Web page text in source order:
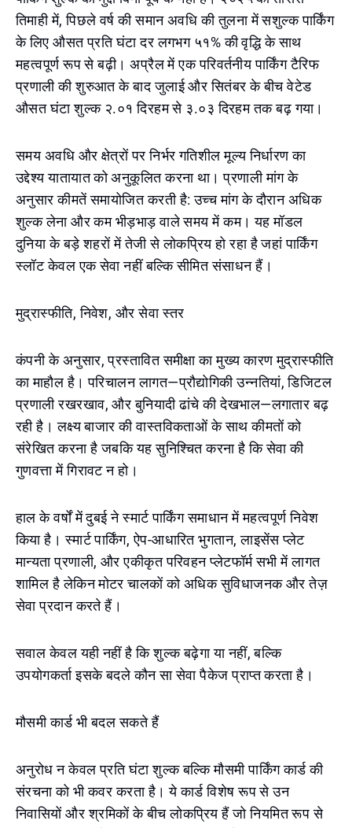
तिमाही में, पिछले वर्ष की समान अवधि की तुलना में सशुल्क पार्किंग
के लिए औसत प्रति घंटा दर लगभग ५१% की वृद्धि के साथ
महत्वपूर्ण रूप से बढ़ी। अप्रैल में एक परिवर्तनीय पार्किंग टैरिफ
प्रणाली की शुरुआत के बाद जुलाई और सितंबर के बीच वेटेड
औसत घंटा शुल्क २.०१ दिरहम से ३.०३ दिरहम तक बढ़ गया।
समय अवधि और क्षेत्रों पर निर्भर गतिशील मूल्य निर्धारण का
उद्देश्य यातायात को अनुकूलित करना था। प्रणाली मांग के
अनुसार कीमतें समायोजित करती है: उच्च मांग के दौरान अधिक
शुल्क लेना और कम भीड़भाड़ वाले समय में कम। यह मॉडल
दुनिया के बड़े शहरों में तेजी से लोकप्रिय हो रहा है जहां पार्किंग
स्लॉट केवल एक सेवा नहीं बल्कि सीमित संसाधन हैं।
मुद्रास्फीति, निवेश, और सेवा स्तर
कंपनी के अनुसार, प्रस्तावित समीक्षा का मुख्य कारण मुद्रास्फीति
का माहौल है। परिचालन लागत—प्रौद्योगिकी उन्नतियां, डिजिटल
प्रणाली रखरखाव, और बुनियादी ढांचे की देखभाल—लगातार बढ़
रही है। लक्ष्य बाजार की वास्तविकताओं के साथ कीमतों को
संरेखित करना है जबकि यह सुनिश्चित करना है कि सेवा की
गुणवत्ता में गिरावट न हो।
हाल के वर्षों में दुबई ने स्मार्ट पार्किंग समाधान में महत्वपूर्ण निवेश
किया है। स्मार्ट पार्किंग, ऐप-आधारित भुगतान, लाइसेंस प्लेट
मान्यता प्रणाली, और एकीकृत परिवहन प्लेटफॉर्म सभी में लागत
शामिल है लेकिन मोटर चालकों को अधिक सुविधाजनक और तेज़
सेवा प्रदान करते हैं।
सवाल केवल यही नहीं है कि शुल्क बढ़ेगा या नहीं, बल्कि
उपयोगकर्ता इसके बदले कौन सा सेवा पैकेज प्राप्त करता है।
मौसमी कार्ड भी बदल सकते हैं
अनुरोध न केवल प्रति घंटा शुल्क बल्कि मौसमी पार्किंग कार्ड की
संरचना को भी कवर करता है। ये कार्ड विशेष रूप से उन
निवासियों और श्रमिकों के बीच लोकप्रिय हैं जो नियमित रूप से